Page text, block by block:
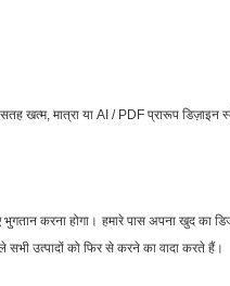
खत्म, मात्रा या AI / PDF प्रारूप डिज़ाइन
करना होगा। हमारे पास अपना खुद का
सभी उत्पादों को फिर से करने का वादा करते हैं।